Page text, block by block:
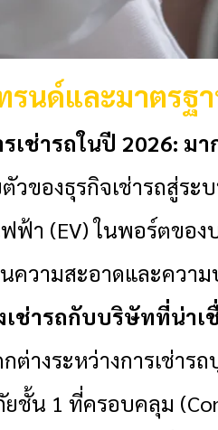
รนด์และมาตรฐ
เช่ารถในปี 2026: ม
วของธุรกิจเช่ารถสู่ร
ฟ้า (EV) ในพอร์ตขอ
ความสะอาดและควา
เช่ารถกับบริษัทที่น่าเ
ต่างระหว่างการเช่า
ชั้น 1 ที่ครอบคลุม